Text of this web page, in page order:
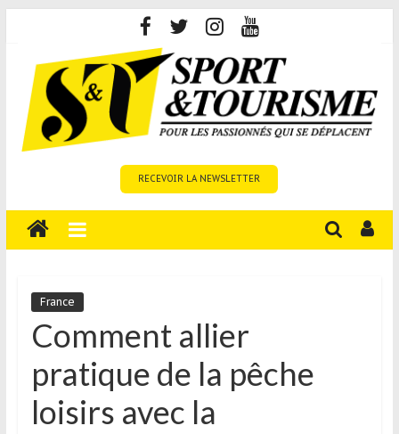
content
Tourisme
est
média
sur
tourisme
sportif
RECEVOIR LA NEWSLETTER
France
Comment allier
pratique de la pêche
loisirs avec la